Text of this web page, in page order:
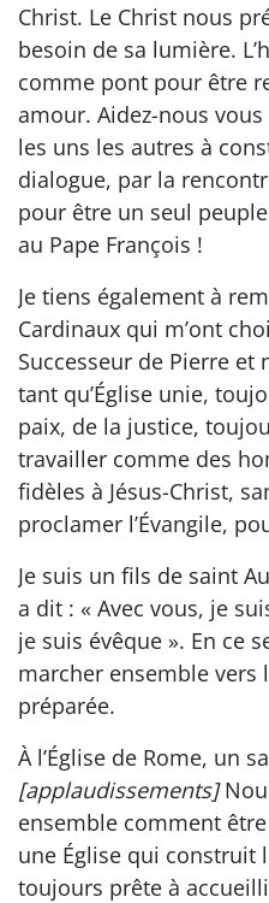
Christ. Le Christ nous
besoin de sa lumière.
comme pont pour être
amour. Aidez-nous
les uns les autres à
dialogue, par la
pour être un seul
au Pape François !
Je tiens également à
Cardinaux qui m’ont
Successeur de Pierre et
tant qu’Église unie,
paix, de la justice,
travailler comme des
fidèles à Jésus-Christ,
proclamer l’Évangile,
Je suis un fils de saint
a dit : « Avec vous, je
je suis évêque ». En ce
marcher ensemble vers
préparée.
À l’Église de Rome, un
[applaudissements]
ensemble comment
une Église qui construit
toujours prête à